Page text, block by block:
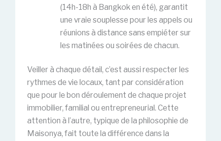
(14h-18h à Bangkok en été), garantit
une vraie souplesse pour les appels ou
réunions à distance sans empiéter sur
les matinées ou soirées de chacun.
Veiller à chaque détail, c’est aussi respecter les
rythmes de vie locaux, tant par considération
que pour le bon déroulement de chaque projet
immobilier, familial ou entrepreneurial. Cette
attention à l’autre, typique de la philosophie de
Maisonya, fait toute la différence dans la